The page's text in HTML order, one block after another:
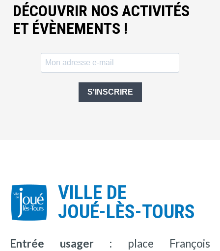
DÉCOUVRIR NOS ACTIVITÉS
ET ÉVÈNEMENTS !
S'INSCRIRE
VILLE DE
JOUÉ-LÈS-TOURS
Entrée usager : place François